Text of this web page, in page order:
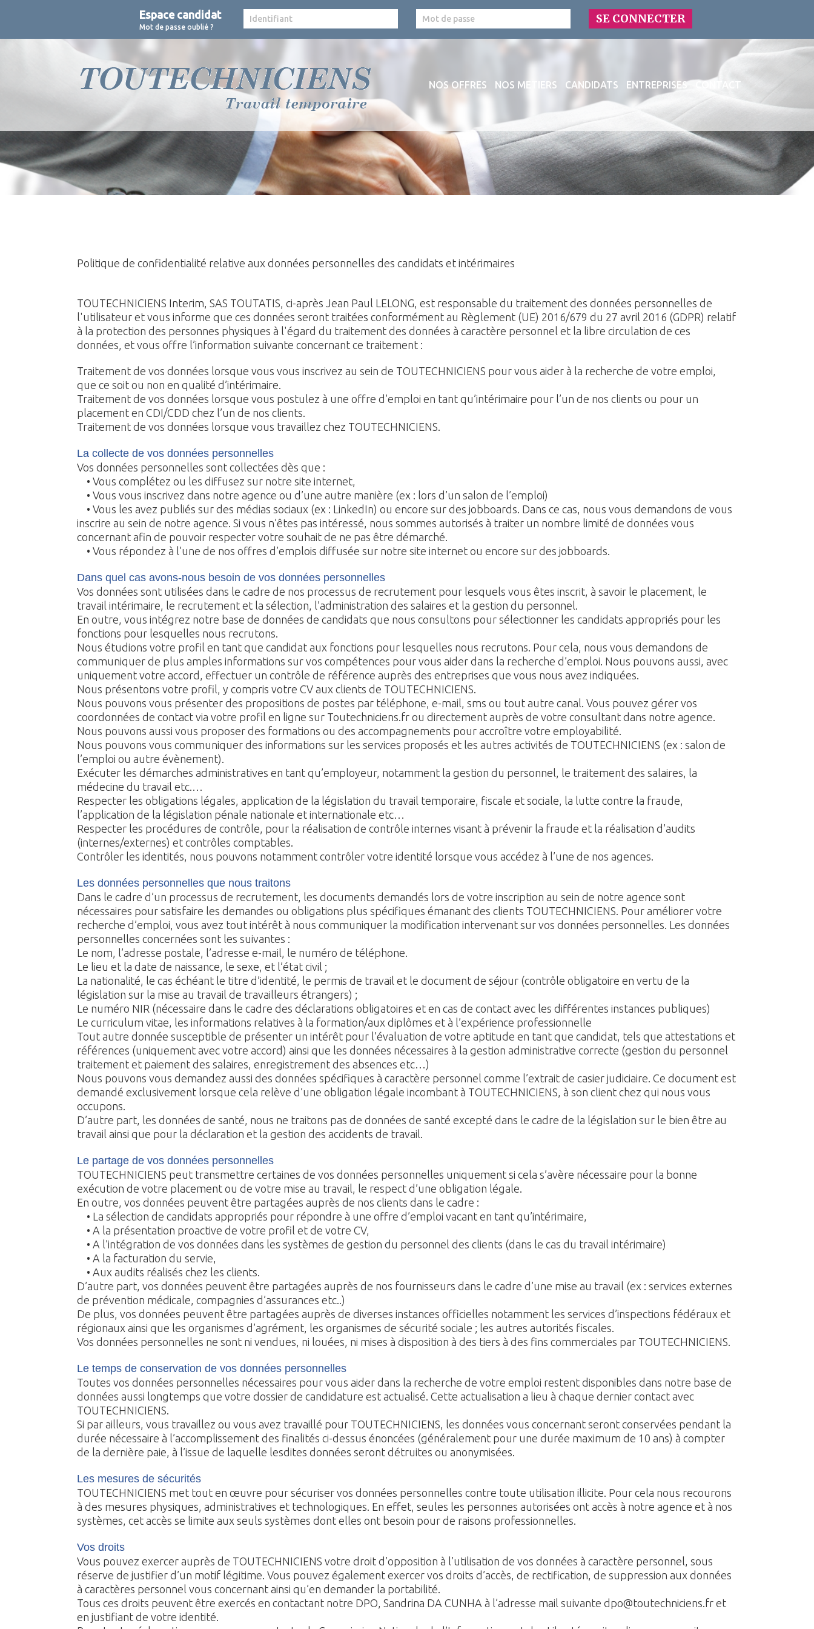
Espace candidat
Mot de passe oublié ?
NOS OFFRES NOS METIERS CANDIDATS ENTREPRISES CONTACT
Politique de confidentialité relative aux données personnelles des candidats et intérimaires
TOUTECHNICIENS Interim, SAS TOUTATIS, ci-après Jean Paul LELONG, est responsable du traitement des données personnelles de
l'utilisateur et vous informe que ces données seront traitées conformément au Règlement (UE) 2016/679 du 27 avril 2016 (GDPR) relatif
à la protection des personnes physiques à l'égard du traitement des données à caractère personnel et la libre circulation de ces
données, et vous offre l’information suivante concernant ce traitement :
Traitement de vos données lorsque vous vous inscrivez au sein de TOUTECHNICIENS pour vous aider à la recherche de votre emploi,
que ce soit ou non en qualité d’intérimaire.
Traitement de vos données lorsque vous postulez à une offre d’emploi en tant qu’intérimaire pour l’un de nos clients ou pour un
placement en CDI/CDD chez l’un de nos clients.
Traitement de vos données lorsque vous travaillez chez TOUTECHNICIENS.
La collecte de vos données personnelles
Vos données personnelles sont collectées dès que :
• Vous complétez ou les diffusez sur notre site internet,
• Vous vous inscrivez dans notre agence ou d’une autre manière (ex : lors d’un salon de l’emploi)
• Vous les avez publiés sur des médias sociaux (ex : LinkedIn) ou encore sur des jobboards. Dans ce cas, nous vous demandons de vous
inscrire au sein de notre agence. Si vous n’êtes pas intéressé, nous sommes autorisés à traiter un nombre limité de données vous
concernant afin de pouvoir respecter votre souhait de ne pas être démarché.
• Vous répondez à l’une de nos offres d’emplois diffusée sur notre site internet ou encore sur des jobboards.
Dans quel cas avons-nous besoin de vos données personnelles
Vos données sont utilisées dans le cadre de nos processus de recrutement pour lesquels vous êtes inscrit, à savoir le placement, le
travail intérimaire, le recrutement et la sélection, l’administration des salaires et la gestion du personnel.
En outre, vous intégrez notre base de données de candidats que nous consultons pour sélectionner les candidats appropriés pour les
fonctions pour lesquelles nous recrutons.
Nous étudions votre profil en tant que candidat aux fonctions pour lesquelles nous recrutons. Pour cela, nous vous demandons de
communiquer de plus amples informations sur vos compétences pour vous aider dans la recherche d’emploi. Nous pouvons aussi, avec
uniquement votre accord, effectuer un contrôle de référence auprès des entreprises que vous nous avez indiquées.
Nous présentons votre profil, y compris votre CV aux clients de TOUTECHNICIENS.
Nous pouvons vous présenter des propositions de postes par téléphone, e-mail, sms ou tout autre canal. Vous pouvez gérer vos
coordonnées de contact via votre profil en ligne sur Toutechniciens.fr ou directement auprès de votre consultant dans notre agence.
Nous pouvons aussi vous proposer des formations ou des accompagnements pour accroître votre employabilité.
Nous pouvons vous communiquer des informations sur les services proposés et les autres activités de TOUTECHNICIENS (ex : salon de
l’emploi ou autre évènement).
Exécuter les démarches administratives en tant qu’employeur, notamment la gestion du personnel, le traitement des salaires, la
médecine du travail etc.…
Respecter les obligations légales, application de la législation du travail temporaire, fiscale et sociale, la lutte contre la fraude,
l’application de la législation pénale nationale et internationale etc…
Respecter les procédures de contrôle, pour la réalisation de contrôle internes visant à prévenir la fraude et la réalisation d’audits
(internes/externes) et contrôles comptables.
Contrôler les identités, nous pouvons notamment contrôler votre identité lorsque vous accédez à l’une de nos agences.
Les données personnelles que nous traitons
Dans le cadre d’un processus de recrutement, les documents demandés lors de votre inscription au sein de notre agence sont
nécessaires pour satisfaire les demandes ou obligations plus spécifiques émanant des clients TOUTECHNICIENS. Pour améliorer votre
recherche d’emploi, vous avez tout intérêt à nous communiquer la modification intervenant sur vos données personnelles. Les données
personnelles concernées sont les suivantes :
Le nom, l’adresse postale, l’adresse e-mail, le numéro de téléphone.
Le lieu et la date de naissance, le sexe, et l’état civil ;
La nationalité, le cas échéant le titre d’identité, le permis de travail et le document de séjour (contrôle obligatoire en vertu de la
législation sur la mise au travail de travailleurs étrangers) ;
Le numéro NIR (nécessaire dans le cadre des déclarations obligatoires et en cas de contact avec les différentes instances publiques)
Le curriculum vitae, les informations relatives à la formation/aux diplômes et à l’expérience professionnelle
Tout autre donnée susceptible de présenter un intérêt pour l’évaluation de votre aptitude en tant que candidat, tels que attestations et
références (uniquement avec votre accord) ainsi que les données nécessaires à la gestion administrative correcte (gestion du personnel
traitement et paiement des salaires, enregistrement des absences etc…)
Nous pouvons vous demandez aussi des données spécifiques à caractère personnel comme l’extrait de casier judiciaire. Ce document est
demandé exclusivement lorsque cela relève d’une obligation légale incombant à TOUTECHNICIENS, à son client chez qui nous vous
occupons.
D’autre part, les données de santé, nous ne traitons pas de données de santé excepté dans le cadre de la législation sur le bien être au
travail ainsi que pour la déclaration et la gestion des accidents de travail.
Le partage de vos données personnelles
TOUTECHNICIENS peut transmettre certaines de vos données personnelles uniquement si cela s’avère nécessaire pour la bonne
exécution de votre placement ou de votre mise au travail, le respect d’une obligation légale.
En outre, vos données peuvent être partagées auprès de nos clients dans le cadre :
• La sélection de candidats appropriés pour répondre à une offre d’emploi vacant en tant qu’intérimaire,
• A la présentation proactive de votre profil et de votre CV,
• A l’intégration de vos données dans les systèmes de gestion du personnel des clients (dans le cas du travail intérimaire)
• A la facturation du servie,
• Aux audits réalisés chez les clients.
D’autre part, vos données peuvent être partagées auprès de nos fournisseurs dans le cadre d’une mise au travail (ex : services externes
de prévention médicale, compagnies d’assurances etc..)
De plus, vos données peuvent être partagées auprès de diverses instances officielles notamment les services d’inspections fédéraux et
régionaux ainsi que les organismes d’agrément, les organismes de sécurité sociale ; les autres autorités fiscales.
Vos données personnelles ne sont ni vendues, ni louées, ni mises à disposition à des tiers à des fins commerciales par TOUTECHNICIENS.
Le temps de conservation de vos données personnelles
Toutes vos données personnelles nécessaires pour vous aider dans la recherche de votre emploi restent disponibles dans notre base de
données aussi longtemps que votre dossier de candidature est actualisé. Cette actualisation a lieu à chaque dernier contact avec
TOUTECHNICIENS.
Si par ailleurs, vous travaillez ou vous avez travaillé pour TOUTECHNICIENS, les données vous concernant seront conservées pendant la
durée nécessaire à l’accomplissement des finalités ci-dessus énoncées (généralement pour une durée maximum de 10 ans) à compter
de la dernière paie, à l’issue de laquelle lesdites données seront détruites ou anonymisées.
Les mesures de sécurités
TOUTECHNICIENS met tout en œuvre pour sécuriser vos données personnelles contre toute utilisation illicite. Pour cela nous recourons
à des mesures physiques, administratives et technologiques. En effet, seules les personnes autorisées ont accès à notre agence et à nos
systèmes, cet accès se limite aux seuls systèmes dont elles ont besoin pour de raisons professionnelles.
Vos droits
Vous pouvez exercer auprès de TOUTECHNICIENS votre droit d’opposition à l’utilisation de vos données à caractère personnel, sous
réserve de justifier d’un motif légitime. Vous pouvez également exercer vos droits d’accès, de rectification, de suppression aux données
à caractères personnel vous concernant ainsi qu’en demander la portabilité.
Tous ces droits peuvent être exercés en contactant notre DPO, Sandrina DA CUNHA à l’adresse mail suivante dpo@toutechniciens.fr et
en justifiant de votre identité.